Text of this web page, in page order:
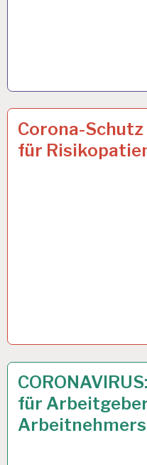
UNCATEGORIZED
Corona-
für
7 MAI 2020
50PLUS…
für
7 APR. 2020